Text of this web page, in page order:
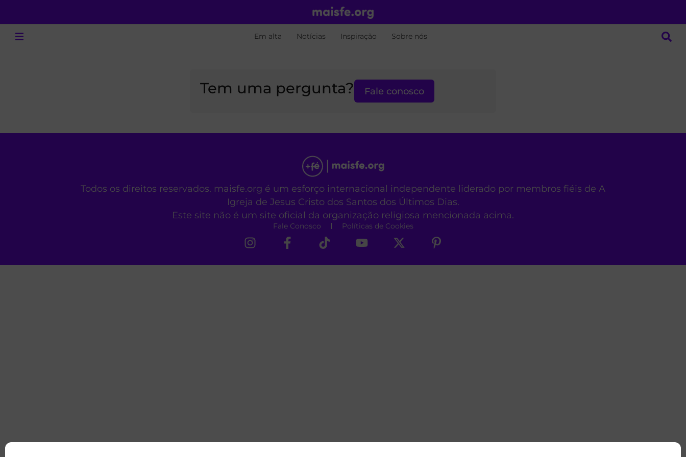
Em alta Notícias Inspiração Sobre nós
Tem uma pergunta? Fale conosco
Todos os direitos reservados. maisfe.org é um esforço internacional independente liderado por membros fiéis de A
Igreja de Jesus Cristo dos Santos dos Últimos Dias.
Este site não é um site oficial da organização religiosa mencionada acima.
Fale Conosco Políticas de Cookies